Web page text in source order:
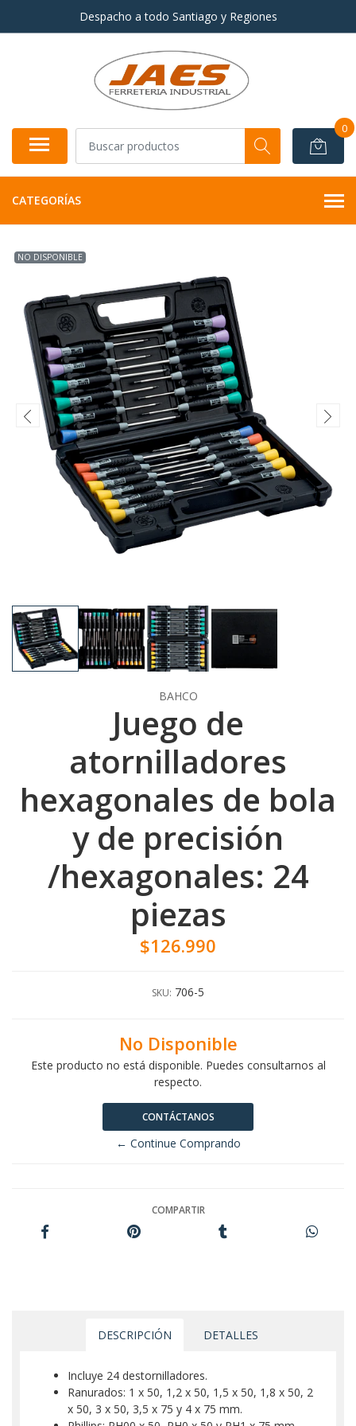
Despacho a todo Santiago y Regiones
0
CATEGORÍAS
NO DISPONIBLE
BAHCO
Juego de
atornilladores
hexagonales de bola
y de precisión
/hexagonales: 24
piezas
$126.990
SKU: 706-5
No Disponible
Este producto no está disponible. Puedes consultarnos al
respecto.
CONTÁCTANOS
← Continue Comprando
COMPARTIR
DESCRIPCIÓN DETALLES
Incluye 24 destornilladores.
Ranurados: 1 x 50, 1,2 x 50, 1,5 x 50, 1,8 x 50, 2
x 50, 3 x 50, 3,5 x 75 y 4 x 75 mm.